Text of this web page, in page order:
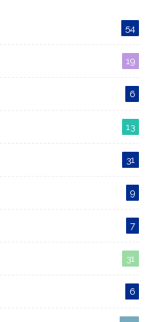
54
19
6
13
31
9
7
31
6